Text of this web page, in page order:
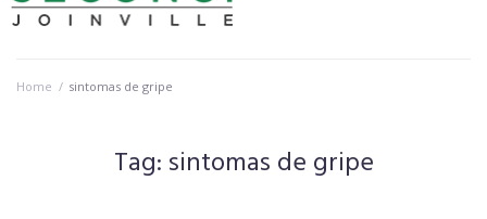
Home / sintomas de gripe
Tag: sintomas de gripe